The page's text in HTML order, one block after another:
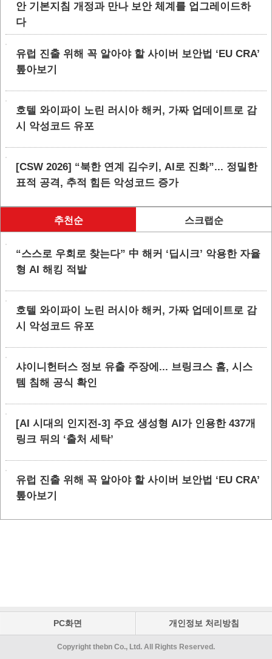
안 기본지침 개정과 만나 보안 체계를 업그레이드하
다
유럽 진출 위해 꼭 알아야 할 사이버 보안법 ‘EU CRA’
톺아보기
호텔 와이파이 노린 러시아 해커, 가짜 업데이트로 감
시 악성코드 유포
[CSW 2026] “북한 연계 김수키, AI로 진화”... 정밀한
표적 공격, 추적 힘든 악성코드 증가
추천순 스크랩순
“스스로 우회로 찾는다” 中 해커 ‘딥시크’ 악용한 자율
형 AI 해킹 적발
호텔 와이파이 노린 러시아 해커, 가짜 업데이트로 감
시 악성코드 유포
샤이니헌터스 정보 유출 주장에... 브링크스 홈, 시스
템 침해 공식 확인
[AI 시대의 인지전-3] 주요 생성형 AI가 인용한 437개
링크 뒤의 ‘출처 세탁’
유럽 진출 위해 꼭 알아야 할 사이버 보안법 ‘EU CRA’
톺아보기
PC화면 개인정보 처리방침
Copyright thebn Co., Ltd. All Rights Reserved.